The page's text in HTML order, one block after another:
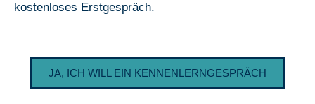
kostenloses Erstgespräch.
JA, ICH WILL EIN KENNENLERNGESPRÄCH